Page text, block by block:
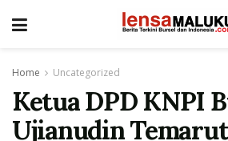
Home Uncategorized
Ketua DPD KNPI
Ujianudin